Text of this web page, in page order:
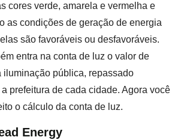
cores verde, amarela e vermelha e
as condições de geração de energia
são favoráveis ou desfavoráveis.
entra na conta de luz o valor de
iluminação pública, repassado
prefeitura de cada cidade. Agora você
o cálculo da conta de luz.
Energy